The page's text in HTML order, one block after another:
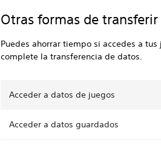
Otras formas de
Puedes ahorrar tiempo si accedes a
complete la transferencia de datos.
Acceder a datos de juegos
Acceder a datos guardados